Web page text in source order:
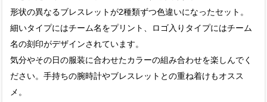
形状の異なるブレスレットが2種類ずつ色違いになったセット。
細いタイプにはチーム名をプリント、ロゴ入りタイプにはチーム
名の刻印がデザインされています。
気分やその日の服装に合わせたカラーの組み合わせを楽しんでく
ださい。手持ちの腕時計やブレスレットとの重ね着けもオスス
メ。